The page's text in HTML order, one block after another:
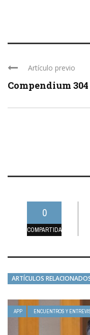
Artículo previo
Compendium 304
0
COMPARTIDAS
ARTÍCULOS
APP ENCUENTROS Y